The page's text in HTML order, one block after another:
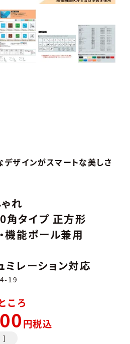
ザインがスマートな美しさ
れ
角タイプ 正方形
機能ポール兼用
ミレーション対応
19
ころ
税込
]